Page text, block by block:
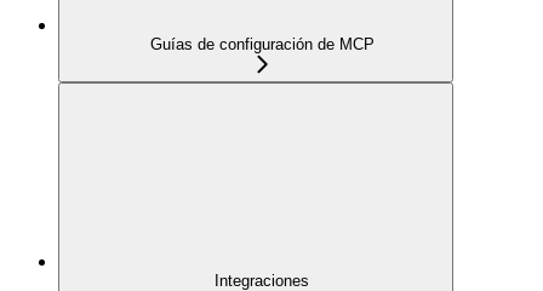
Guías de configuración de MCP
Integraciones